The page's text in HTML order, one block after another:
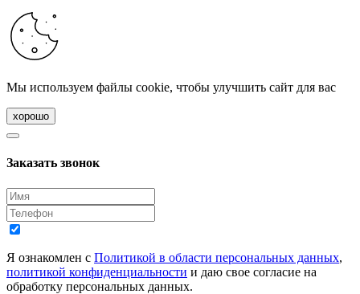
Мы используем файлы cookie, чтобы улучшить сайт для вас
хорошо
Заказать звонок
Я ознакомлен с Политикой в области персональных данных,
политикой конфиденциальности и даю свое согласие на
обработку персональных данных.